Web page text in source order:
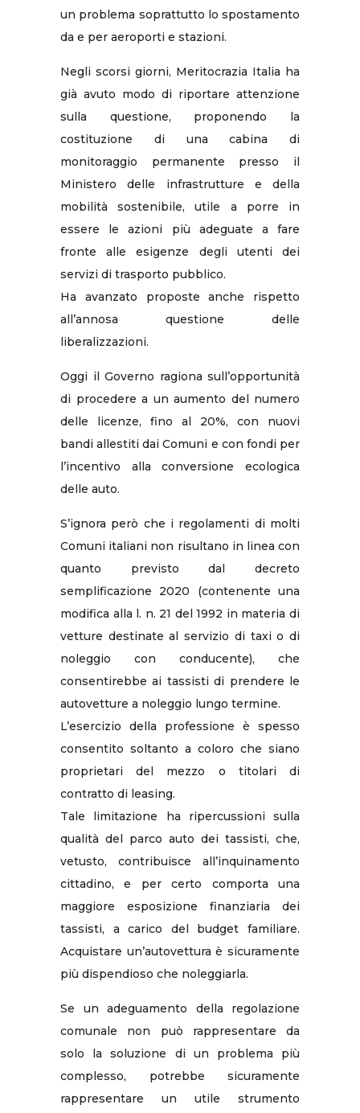
un problema soprattutto lo spostamento
da e per aeroporti e stazioni.
Negli scorsi giorni, Meritocrazia Italia ha
già avuto modo di riportare attenzione
sulla questione, proponendo la
costituzione di una cabina di
monitoraggio permanente presso il
Ministero delle infrastrutture e della
mobilità sostenibile, utile a porre in
essere le azioni più adeguate a fare
fronte alle esigenze degli utenti dei
servizi di trasporto pubblico.
Ha avanzato proposte anche rispetto
all’annosa questione delle
liberalizzazioni.
Oggi il Governo ragiona sull’opportunità
di procedere a un aumento del numero
delle licenze, fino al 20%, con nuovi
bandi allestiti dai Comuni e con fondi per
l’incentivo alla conversione ecologica
delle auto.
S’ignora però che i regolamenti di molti
Comuni italiani non risultano in linea con
quanto previsto dal decreto
semplificazione 2020 (contenente una
modifica alla l. n. 21 del 1992 in materia di
vetture destinate al servizio di taxi o di
noleggio con conducente), che
consentirebbe ai tassisti di prendere le
autovetture a noleggio lungo termine.
L’esercizio della professione è spesso
consentito soltanto a coloro che siano
proprietari del mezzo o titolari di
contratto di leasing.
Tale limitazione ha ripercussioni sulla
qualità del parco auto dei tassisti, che,
vetusto, contribuisce all’inquinamento
cittadino, e per certo comporta una
maggiore esposizione finanziaria dei
tassisti, a carico del budget familiare.
Acquistare un’autovettura è sicuramente
più dispendioso che noleggiarla.
Se un adeguamento della regolazione
comunale non può rappresentare da
solo la soluzione di un problema più
complesso, potrebbe sicuramente
rappresentare un utile strumento